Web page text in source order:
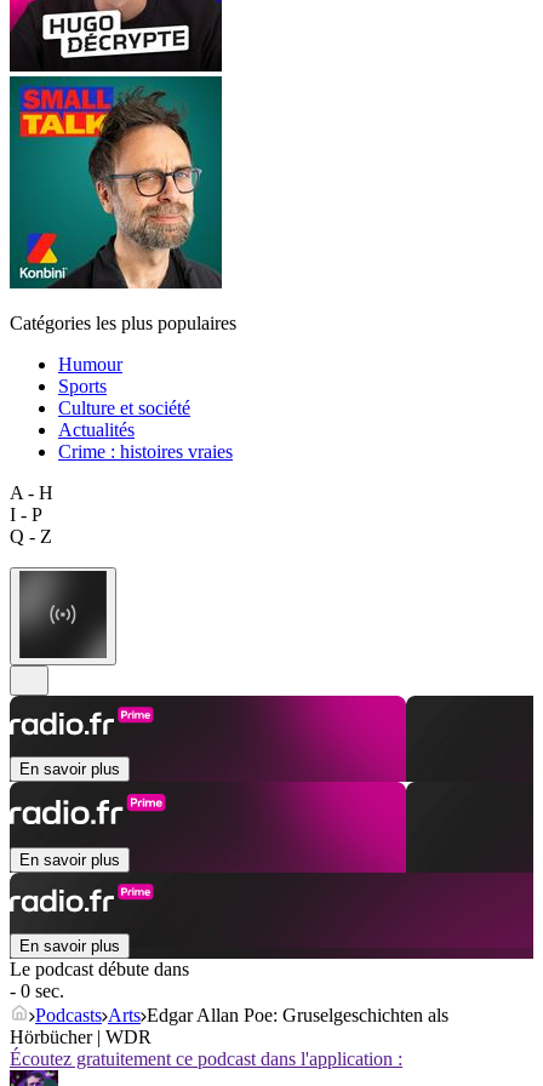
Catégories les plus populaires
Humour
Sports
Culture et société
Actualités
Crime : histoires vraies
A - H
I - P
Q - Z
En savoir plus
En savoir plus
En savoir plus
Le podcast débute dans
- 0 sec.
Podcasts Arts Edgar Allan Poe: Gruselgeschichten als
Hörbücher | WDR
Écoutez gratuitement ce podcast dans l'application :